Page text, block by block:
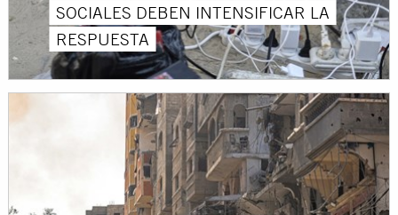
SOCIALES DEBEN INTENSIFICAR LA
RESPUESTA